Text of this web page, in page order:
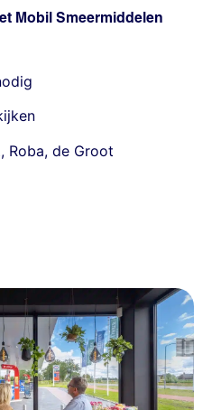
Mobil Smeermiddelen
, Roba,de Groot